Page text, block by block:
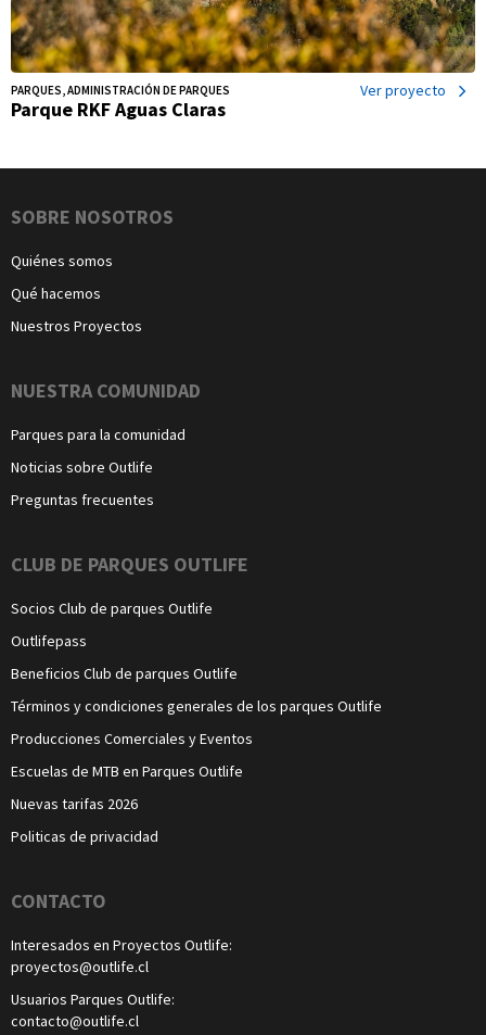
Ver proyecto
PARQUES, ADMINISTRACIÓN DE PARQUES
Parque RKF Aguas Claras
Navegación
SOBRE NOSOTROS
Quiénes somos
Qué hacemos
Nuestros Proyectos
NUESTRA COMUNIDAD
Parques para la comunidad
Noticias sobre Outlife
Preguntas frecuentes
CLUB DE PARQUES OUTLIFE
Socios Club de parques Outlife
Outlifepass
Beneficios Club de parques Outlife
Términos y condiciones generales de los parques Outlife
Producciones Comerciales y Eventos
Escuelas de MTB en Parques Outlife
Nuevas tarifas 2026
Politicas de privacidad
CONTACTO
Interesados en Proyectos Outlife:
proyectos@outlife.cl
Usuarios Parques Outlife:
contacto@outlife.cl